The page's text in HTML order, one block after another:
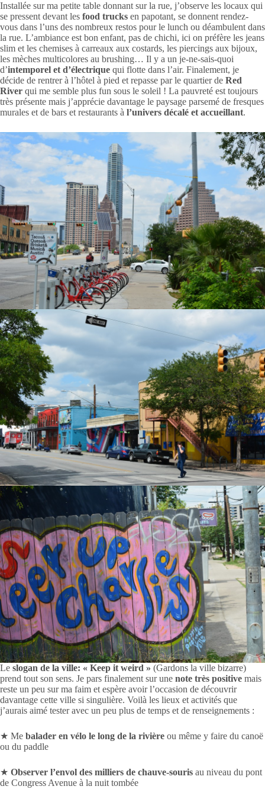
Installée sur ma petite table donnant sur la rue, j’observe les locaux qui
se pressent devant les food trucks en papotant, se donnent rendez-
vous dans l’uns des nombreux restos pour le lunch ou déambulent dans
la rue. L’ambiance est bon enfant, pas de chichi, ici on préfère les jeans
slim et les chemises à carreaux aux costards, les piercings aux bijoux,
les mèches multicolores au brushing… Il y a un je-ne-sais-quoi
d’intemporel et d’électrique qui flotte dans l’air. Finalement, je
décide de rentrer à l’hôtel à pied et repasse par le quartier de Red
River qui me semble plus fun sous le soleil ! La pauvreté est toujours
très présente mais j’apprécie davantage le paysage parsemé de fresques
murales et de bars et restaurants à l’univers décalé et accueillant.
Le slogan de la ville: « Keep it weird » (Gardons la ville bizarre)
prend tout son sens. Je pars finalement sur une note très positive mais
reste un peu sur ma faim et espère avoir l’occasion de découvrir
davantage cette ville si singulière. Voilà les lieux et activités que
j’aurais aimé tester avec un peu plus de temps et de renseignements :
★ Me balader en vélo le long de la rivière ou même y faire du canoë
ou du paddle
★ Observer l’envol des milliers de chauve-souris au niveau du pont
de Congress Avenue à la nuit tombée